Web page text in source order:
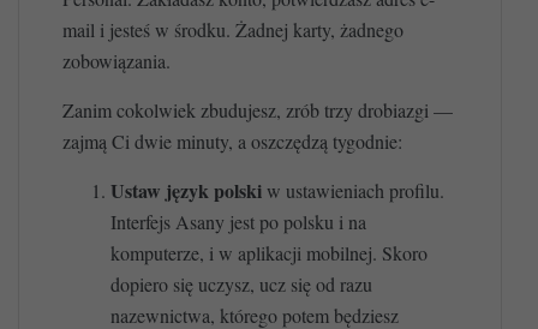
mail i jesteś w środku. Żadnej karty, żadnego
zobowiązania.
Zanim cokolwiek zbudujesz, zrób trzy drobiazgi —
zajmą Ci dwie minuty, a oszczędzą tygodnie:
Ustaw język polskiw ustawieniach profilu.
Interfejs Asany jest po polsku i na
komputerze, i w aplikacji mobilnej. Skoro
dopiero się uczysz, ucz się od razu
nazewnictwa, którego potem będziesz